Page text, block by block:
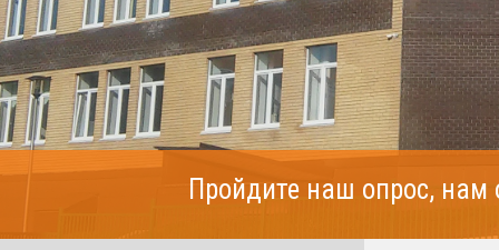
Пройдите наш опрос,